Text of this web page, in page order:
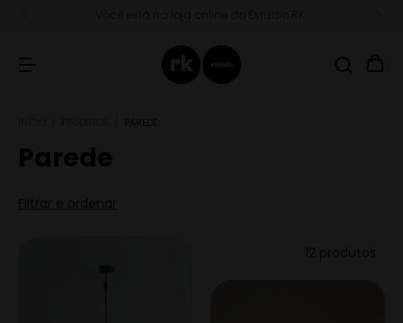
PAREDE
Parede
Filtrar e ordenar
12 produtos